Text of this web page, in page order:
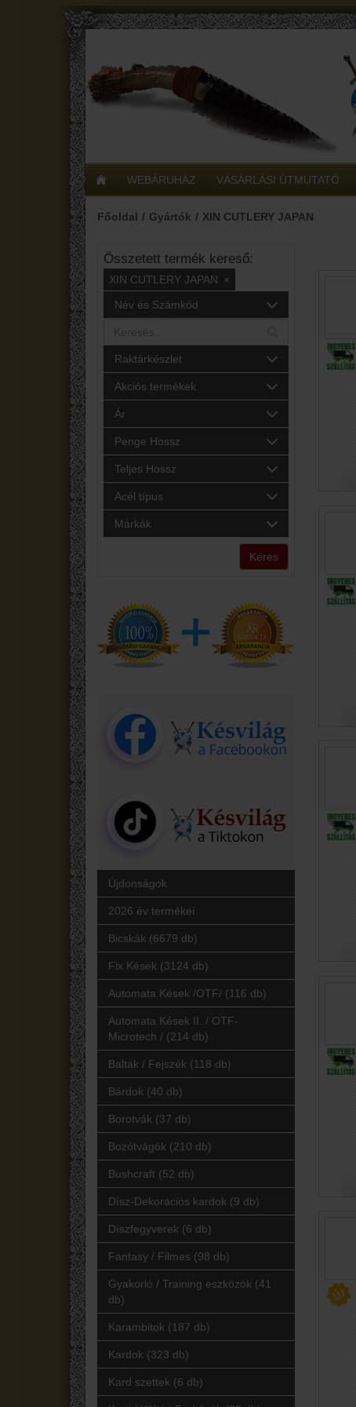
WEBÁRUHÁZ VÁSÁRLÁSI ÚTMUTATÓ
Főoldal Gyártók XIN CUTLERY JAPAN
Összetett termék kereső:
XIN CUTLERY JAPAN ×
Név és Számkód
Raktárkészlet
Akciós termékek
Ár
Penge Hossz
Teljes Hossz
Acél típus
Márkák
Keres
Újdonságok
2026 év termékei
Bicskák (6679 db)
Fix Kések (3124 db)
Automata Kések /OTF/ (116 db)
Automata Kések II. / OTF-
Microtech / (214 db)
Balták / Fejszék (118 db)
Bárdok (40 db)
Borotvák (37 db)
Bozótvágók (210 db)
Bushcraft (52 db)
Dísz-Dekorációs kardok (9 db)
Díszfegyverek (6 db)
Fantasy / Filmes (98 db)
Gyakorló / Training eszközök (41
db)
Karambitok (187 db)
Kardok (323 db)
Kard szettek (6 db)